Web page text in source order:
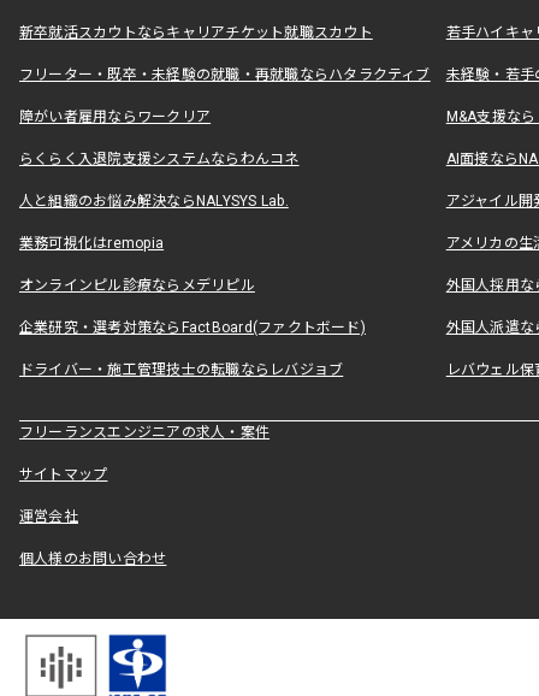
新卒就活スカウトならキャリアチケット就職スカウト 若手ハイキ
フリーター・既卒・未経験の就職・再就職ならハタラクティブ 未経験・若手
障がい者雇用ならワークリア M&A支援な
らくらく入退院支援システムならわんコネ AI面接なら
人と組織のお悩み解決ならNALYSYS Lab. アジャイル
業務可視化はremopia アメリカの
オンラインピル診療ならメデリピル 外国人採用
企業研究・選考対策ならFactBoard(ファクトボード) 外国人派遣な
ドライバー・施工管理技士の転職ならレバジョブ レバウェル
フリーランスエンジニアの求人・案件
サイトマップ
運営会社
個人様のお問い合わせ